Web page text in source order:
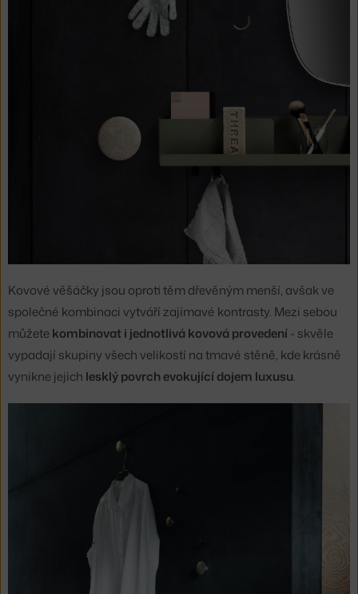
Kovové věšáčky jsou oproti těm dřevěným menší, avšak ve
společné kombinaci vytváří zajímavé kontrasty. Mezi sebou
můžetekombinovat i jednotlivá kovová provedení- skvěle
vypadají skupiny všech velikostí na tmavé stěně, kde krásně
vynikne jejich lesklý povrch evokující dojem luxusu.